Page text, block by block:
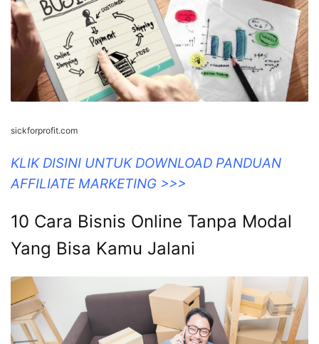
sickforprofit.com
KLIK DISINI UNTUK DOWNLOAD PANDUAN
AFFILIATE MARKETING >>>
10 Cara Bisnis Online Tanpa Modal
Yang Bisa Kamu Jalani